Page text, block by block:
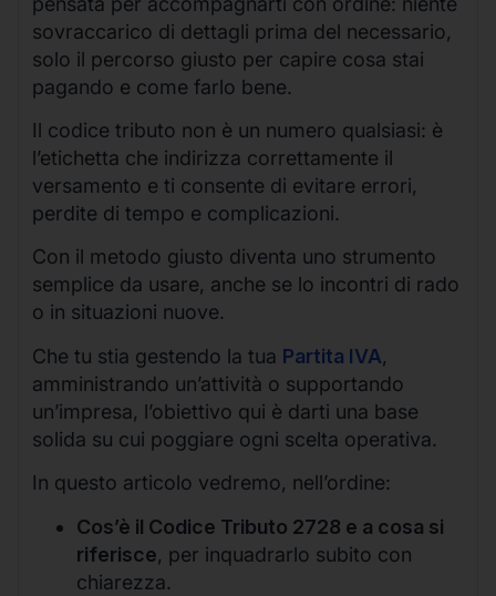
sovraccarico di dettagli prima del necessario,
solo il percorso giusto per capire cosa stai
pagando e come farlo bene.
Il codice tributo non è un numero qualsiasi: è
l’etichetta che indirizza correttamente il
versamento e ti consente di evitare errori,
perdite di tempo e complicazioni.
Con il metodo giusto diventa uno strumento
semplice da usare, anche se lo incontri di rado
o in situazioni nuove.
Che tu stia gestendo la tua Partita IVA,
amministrando un’attività o supportando
un’impresa, l’obiettivo qui è darti una base
solida su cui poggiare ogni scelta operativa.
In questo articolo vedremo, nell’ordine:
Cos’è il Codice Tributo 2728 e a cosa si
riferisce, per inquadrarlo subito con
chiarezza.